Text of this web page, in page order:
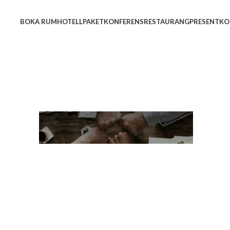
BOKA RUMHOTELLPAKETKONFERENSRESTAURANG